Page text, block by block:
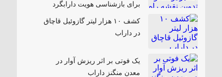
برای بازشناسی هویت دارابگرد
کشف ۱۰ هزار لیتر گازوئیل قاچاق
در داراب
یک فوتی بر اثر ریزش آوار در
معدن منگنز داراب